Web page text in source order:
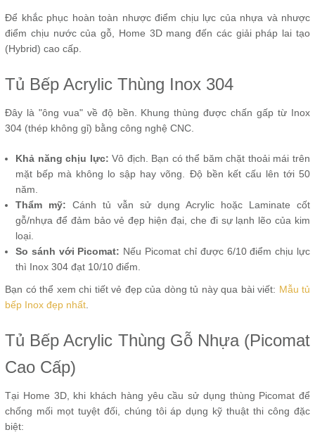
Để khắc phục hoàn toàn nhược điểm chịu lực của nhựa và nhược
điểm chịu nước của gỗ, Home 3D mang đến các giải pháp lai tạo
(Hybrid) cao cấp.
Tủ Bếp Acrylic Thùng Inox 304
Đây là "ông vua" về độ bền. Khung thùng được chấn gấp từ Inox
304 (thép không gỉ) bằng công nghệ CNC.
Khả năng chịu lực: Vô địch. Bạn có thể băm chặt thoải mái trên
mặt bếp mà không lo sập hay võng. Độ bền kết cấu lên tới 50
năm.
Thẩm mỹ: Cánh tủ vẫn sử dụng Acrylic hoặc Laminate cốt
gỗ/nhựa để đảm bảo vẻ đẹp hiện đại, che đi sự lạnh lẽo của kim
loại.
So sánh với Picomat: Nếu Picomat chỉ được 6/10 điểm chịu lực
thì Inox 304 đạt 10/10 điểm.
Bạn có thể xem chi tiết vẻ đẹp của dòng tủ này qua bài viết: Mẫu tủ
bếp Inox đẹp nhất
Tủ Bếp Acrylic Thùng Gỗ Nhựa (Picomat
Cao Cấp)
Tại Home 3D, khi khách hàng yêu cầu sử dụng thùng Picomat để
chống mối mọt tuyệt đối, chúng tôi áp dụng kỹ thuật thi công đặc
biệt: